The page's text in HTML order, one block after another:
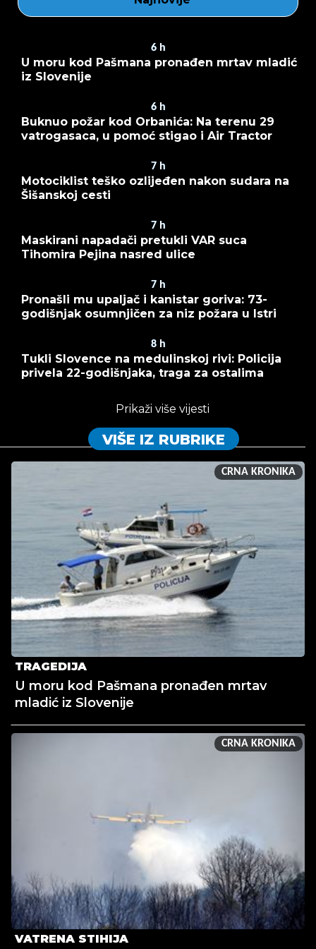
6 h
U moru kod Pašmana pronađen mrtav mladić
iz Slovenije
6 h
Buknuo požar kod Orbanića: Na terenu 29
vatrogasaca, u pomoć stigao i Air Tractor
7 h
Motociklist teško ozlijeđen nakon sudara na
Šišanskoj cesti
7 h
Maskirani napadači pretukli VAR suca
Tihomira Pejina nasred ulice
7 h
Pronašli mu upaljač i kanistar goriva: 73-
godišnjak osumnjičen za niz požara u Istri
8 h
Tukli Slovence na medulinskoj rivi: Policija
privela 22-godišnjaka, traga za ostalima
Prikaži više vijesti
VIŠE IZ RUBRIKE
CRNA KRONIKA
TRAGEDIJA
U moru kod Pašmana pronađen mrtav
mladić iz Slovenije
CRNA KRONIKA
VATRENA STIHIJA